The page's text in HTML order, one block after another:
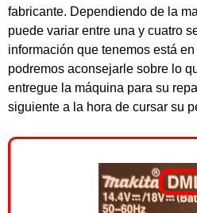
fabricante. Dependiendo de la
puede variar entre una y cuatro
información que tenemos está
podremos aconsejarle sobre lo
entregue la máquina para su
siguiente a la hora de cursar su